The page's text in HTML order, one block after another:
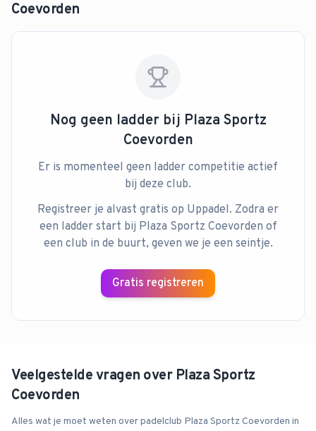
Coevorden
Nog geen ladder bij Plaza Sportz
Coevorden
Er is momenteel geen ladder competitie actief
bij deze club.
Registreer je alvast gratis op Uppadel. Zodra er
een ladder start bij Plaza Sportz Coevorden of
een club in de buurt, geven we je een seintje.
Gratis registreren
Veelgestelde vragen over Plaza Sportz
Coevorden
Alles wat je moet weten over padelclub Plaza Sportz Coevorden in